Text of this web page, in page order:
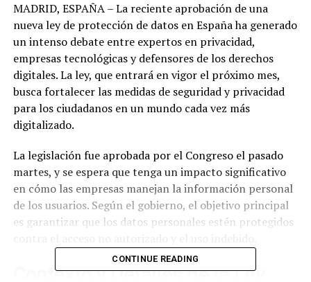
MADRID, ESPAÑA – La reciente aprobación de una
nueva ley de protección de datos en España ha generado
un intenso debate entre expertos en privacidad,
empresas tecnológicas y defensores de los derechos
digitales. La ley, que entrará en vigor el próximo mes,
busca fortalecer las medidas de seguridad y privacidad
para los ciudadanos en un mundo cada vez más
digitalizado.
La legislación fue aprobada por el Congreso el pasado
martes, y se espera que tenga un impacto significativo
en cómo las empresas manejan la información personal
de los usuarios. Según el gobierno, el objetivo principal
es garantizar que los datos personales estén protegidos
Contexto y Detalles de la Ley
CONTINUE READING